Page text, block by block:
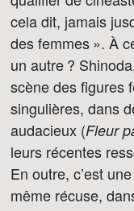
cela dit, jamais
des femmes ». À
un autre ?
scène des figures
singulières, dans
audacieux (Fleur
leurs récentes
En outre, c’est
même récuse,